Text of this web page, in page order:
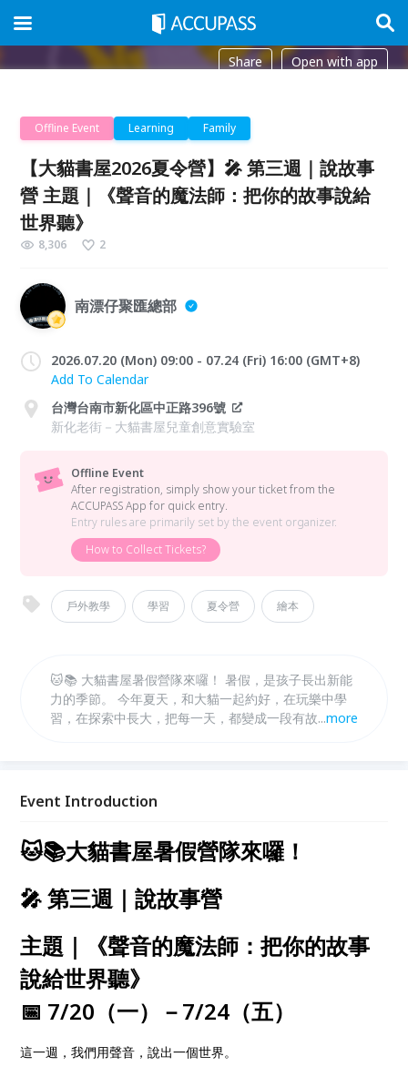
Share Open with app
Offline Event Learning Family
【大貓書屋2026夏令營】🎤 第三週｜說故事
營 主題｜《聲音的魔法師：把你的故事說給
世界聽》
8,306 2
南漂仔聚匯總部
2026.07.20 (Mon) 09:00 - 07.24 (Fri) 16:00 (GMT+8)
Add To Calendar
台灣台南市新化區中正路396號
新化老街－大貓書屋兒童創意實驗室
Offline Event
After registration, simply show your ticket from the
ACCUPASS App for quick entry.
Entry rules are primarily set by the event organizer.
How to Collect Tickets?
戶外教學 學習 夏令營 繪本
🐱📚 大貓書屋暑假營隊來囉！ 暑假，是孩子長出新能
力的季節。 今年夏天，和大貓一起約好，在玩樂中學
習，在探索中長大，把每一天，都變成一段有故事的冒
隊自由選擇，可依孩子興趣報名！ 可單週參加，彈性
...more
Event Introduction
🐱📚大貓書屋暑假營隊來囉！
🎤 第三週｜說故事營
主題｜《聲音的魔法師：把你的故事
說給世界聽》
📅 7/20（一）－7/24（五）
這一週，我們用聲音，說出一個世界。